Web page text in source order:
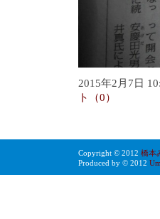
2015年2月7日
ト（0）
Copyright © 2012 橋本
Produced by © 2012